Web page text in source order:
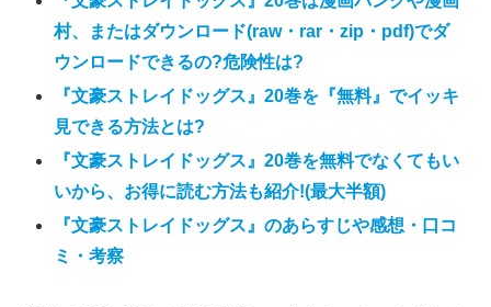
村、またはダウンロード(raw・rar・zip・pdf)でダ
ウンロードできるの?危険性は?
『文豪ストレイドッグス』20巻を『無料』でイッキ
見できる方法とは?
『文豪ストレイドッグス』20巻を無料でなくてもい
いから、お得に読む方法も紹介!(最大半額)
『文豪ストレイドッグス』のあらすじや感想・口コ
ミ・考察